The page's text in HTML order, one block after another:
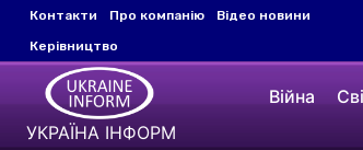
Контакти Про компанію
Відео новини
Керівництво
УКРАЇНА ІНФОРМ
Війна